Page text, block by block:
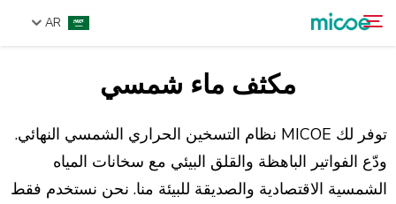
AR
المنتجات
حل
الدعم والخدمات
مكثف ماء شمسي
توفر لك MICOE نظام التسخين الحراري الشمسي النهائي.
ودّع الفواتير الباهظة والقلق البيئي مع سخانات المياه
الشمسية الاقتصادية والصديقة للبيئة منا. نحن نستخدم فقط